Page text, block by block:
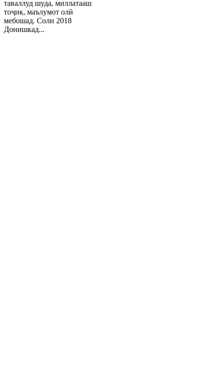
таваллуд шуда, миллатааш
тоҷик, маълумот олӣ
мебошад. Соли 2018
Донишкад...